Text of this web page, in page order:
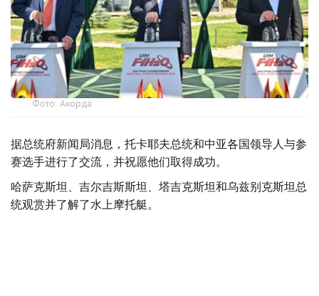
Фото: Акорда
据总统府新闻局消息，托卡耶夫总统和中亚各国领导人与参
赛选手进行了交流，并祝愿他们取得成功。
哈萨克斯坦、吉尔吉斯斯坦、塔吉克斯坦和乌兹别克斯坦总
统观赏并了解了水上摩托艇。